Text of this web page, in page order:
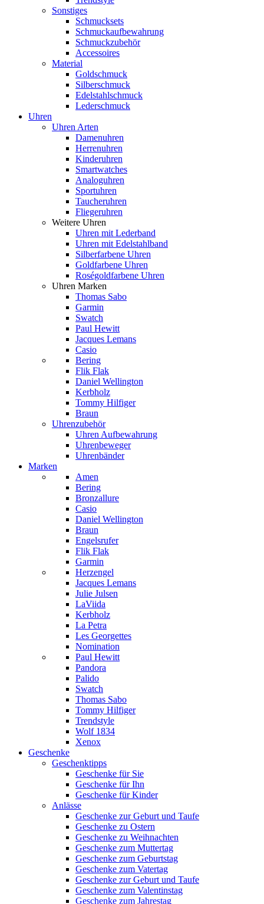
Sonstiges
Schmucksets
Schmuckaufbewahrung
Schmuckzubehör
Accessoires
Material
Goldschmuck
Silberschmuck
Edelstahlschmuck
Lederschmuck
Uhren
Uhren Arten
Damenuhren
Herrenuhren
Kinderuhren
Smartwatches
Analoguhren
Sportuhren
Taucheruhren
Fliegeruhren
Weitere Uhren
Uhren mit Lederband
Uhren mit Edelstahlband
Silberfarbene Uhren
Goldfarbene Uhren
Roségoldfarbene Uhren
Uhren Marken
Thomas Sabo
Garmin
Swatch
Paul Hewitt
Jacques Lemans
Casio
Bering
Flik Flak
Daniel Wellington
Kerbholz
Tommy Hilfiger
Braun
Uhrenzubehör
Uhren Aufbewahrung
Uhrenbeweger
Uhrenbänder
Marken
Amen
Bering
Bronzallure
Casio
Daniel Wellington
Braun
Engelsrufer
Flik Flak
Garmin
Herzengel
Jacques Lemans
Julie Julsen
LaViida
Kerbholz
La Petra
Les Georgettes
Nomination
Paul Hewitt
Pandora
Palido
Swatch
Thomas Sabo
Tommy Hilfiger
Trendstyle
Wolf 1834
Xenox
Geschenke
Geschenktipps
Geschenke für Sie
Geschenke für Ihn
Geschenke für Kinder
Anlässe
Geschenke zur Geburt und Taufe
Geschenke zu Ostern
Geschenke zu Weihnachten
Geschenke zum Muttertag
Geschenke zum Geburtstag
Geschenke zum Vatertag
Geschenke zur Geburt und Taufe
Geschenke zum Valentinstag
Geschenke zum Jahrestag